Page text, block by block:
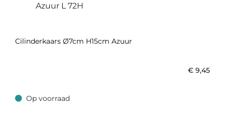
Cilinderkaars Ø7cm H15cm Azuur
€ 9,45
Op voorraad
Op voorraad